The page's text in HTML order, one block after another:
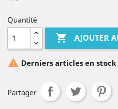
Quantité
 AJOUTER
 Derniers articles en stock
Partager